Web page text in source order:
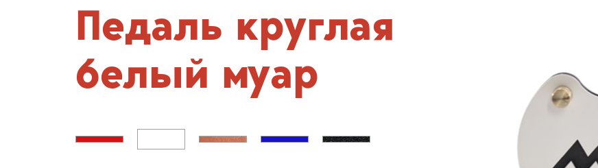
Педаль круглая
белый муар